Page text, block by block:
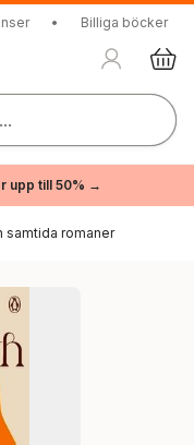
• Billiga böcker
upp till 50% →
samtida romaner